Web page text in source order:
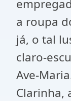
a roupa
já, o tal
claro-
Ave-
Clarinha,